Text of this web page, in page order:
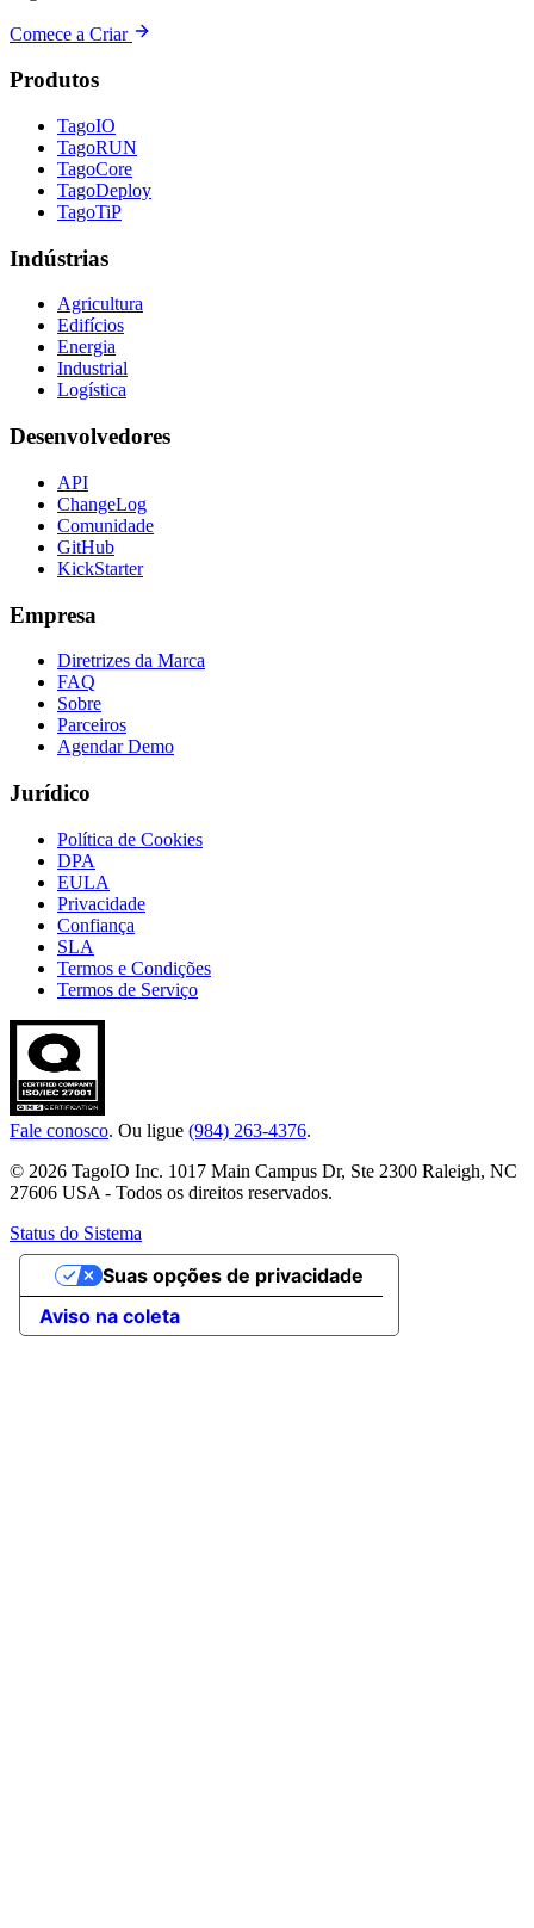
Comece a Criar
Produtos
TagoIO
TagoRUN
TagoCore
TagoDeploy
TagoTiP
Indústrias
Agricultura
Edifícios
Energia
Industrial
Logística
Desenvolvedores
API
ChangeLog
Comunidade
GitHub
KickStarter
Empresa
Diretrizes da Marca
FAQ
Sobre
Parceiros
Agendar Demo
Jurídico
Política de Cookies
DPA
EULA
Privacidade
Confiança
SLA
Termos e Condições
Termos de Serviço
Fale conosco. Ou ligue (984) 263-4376.
© 2026 TagoIO Inc. 1017 Main Campus Dr, Ste 2300 Raleigh, NC
27606 USA - Todos os direitos reservados.
Status do Sistema
Aviso na coleta
Suas opções de privacidade